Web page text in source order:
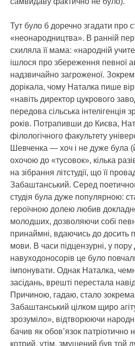
Тут було б доречно згадати про
«неонародництва». В ранній
схиляла її мама: «народній
ішлося про збереження певної
надзвичайно загроженої.
дорікала, чому Наталка пише
«навіть директор цукрового
передова сільська інтелігенція
років. Потрапивши до Києва,
філологічного факультету
Шевченка — хоч і не дуже була
охочою до «тусовок», кілька
на зібрання літстудії, що її
Забаштанський. Серед
студія була дуже популярною:
героїчною долею любив
молодших, дозволяючи собі
принаймні, вдаючись до досить
мови. В часи підцензурні, у
навуходоносорів це було
імпонувати. Однак Наталка,
засідань, врешті перестала
Причиною, гадаю, стало
Забаштанський цілком щиро
зрозуміло», відтворюючи
бачив як обов’язок патріотично
котрий, утім, змушений був той